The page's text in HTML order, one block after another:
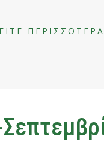
ΠΕΡΙΣΣΟΤΕΡΑ